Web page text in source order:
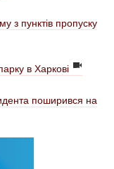
з пунктів пропуску
в Харкові
поширився на